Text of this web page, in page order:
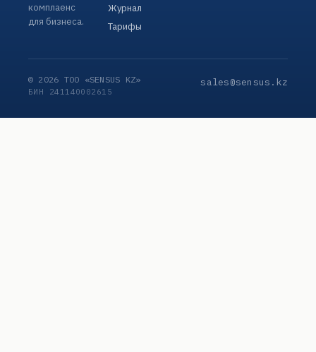
комплаенс
для бизнеса.
Журнал
Тарифы
© 2026 ТОО «SENSUS KZ»
БИН 241140002615
sales@sensus.kz